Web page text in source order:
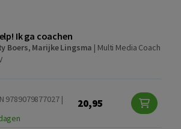
Ik ga coachen
Boers, Marijke Lingsma | Multi Media Coach
9789079877027 |
20,95